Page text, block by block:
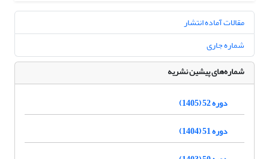
مقالات آماده انتشار
شماره جاری
شماره‌های پیشین نشریه
دوره 52 (1405)
دوره 51 (1404)